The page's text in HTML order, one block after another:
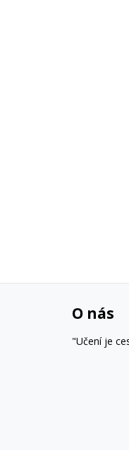
O nás
"Učení je